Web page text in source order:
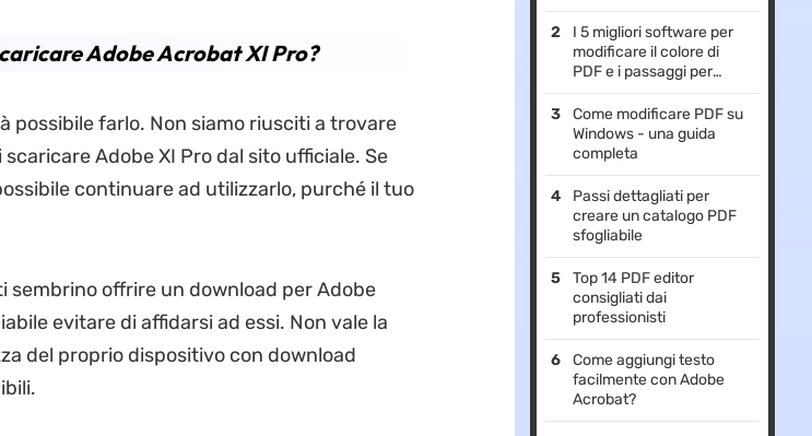
Adobe Acrobat XI Pro?
possibile farlo. Non siamo riusciti a trovare
Adobe XI Pro dal sito ufficiale. Se
continuare ad utilizzarlo, purché il tuo
sembrino offrire un download per Adobe
evitare di affidarsi ad essi. Non vale la
del proprio dispositivo con download
I 5 migliori software per
modificare il colore di
PDF e i passaggi per
cambiarlo
Come modificare PDF su
Windows - una guida
completa
Passi dettagliati per
creare un catalogo PDF
sfogliabile
Top 14 PDF editor
consigliati dai
professionisti
Come aggiungi testo
facilmente con Adobe
Acrobat?